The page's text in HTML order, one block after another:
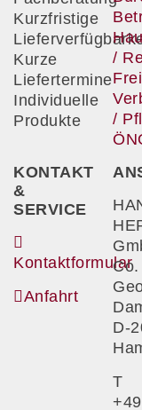
Kurzfristige
Kurze
Liefertermine
Individuelle
Produkte
/
/
KONTAKT
&
SERVICE
Kontaktformular
Anfahrt
D-
T